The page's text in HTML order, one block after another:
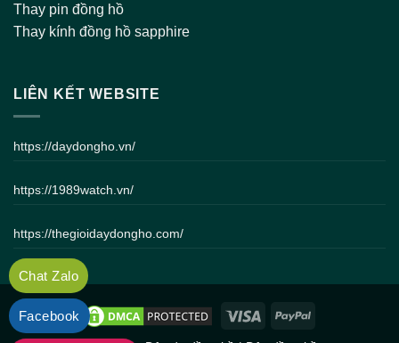
Thay pin đồng hồ
Thay kính đồng hồ sapphire
LIÊN KẾT WEBSITE
https://daydongho.vn/
https://1989watch.vn/
https://thegioidaydongho.com/
Chat Zalo
Facebook